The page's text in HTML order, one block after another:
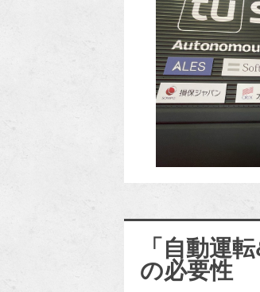
「自動運
の必要性